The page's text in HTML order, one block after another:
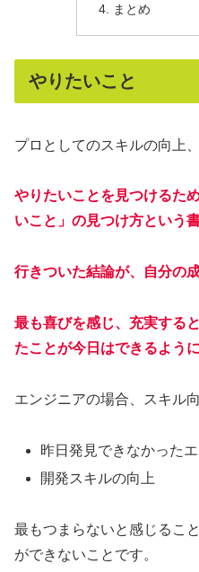
まとめ
やりたいこと
プロとしてのスキルの向上
やりたいことを見つけるた
いこと」の見つけ方という
行きついた結論が、自分の成
最も喜びを感じ、充実する
たことが今日はできるよう
エンジニアの場合、スキル
昨日発見できなかった
開発スキルの向上
最もつまらないと感じるこ
ができないことです。